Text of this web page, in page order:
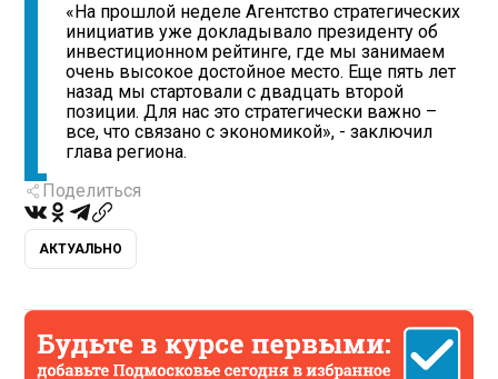
«На прошлой неделе Агентство стратегических
инициатив уже докладывало президенту об
инвестиционном рейтинге, где мы занимаем
очень высокое достойное место. Еще пять лет
назад мы стартовали с двадцать второй
позиции. Для нас это стратегически важно –
все, что связано с экономикой», - заключил
глава региона.
Поделиться
АКТУАЛЬНО